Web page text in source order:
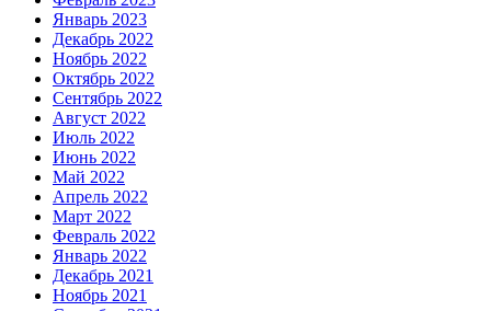
Январь 2023
Декабрь 2022
Ноябрь 2022
Октябрь 2022
Сентябрь 2022
Август 2022
Июль 2022
Июнь 2022
Май 2022
Апрель 2022
Март 2022
Февраль 2022
Январь 2022
Декабрь 2021
Ноябрь 2021